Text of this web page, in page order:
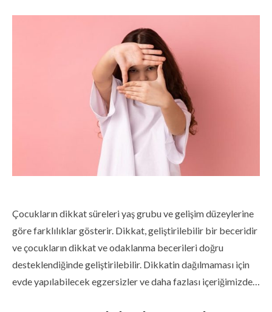
Çocukların dikkat süreleri yaş grubu ve gelişim düzeylerine
göre farklılıklar gösterir. Dikkat, geliştirilebilir bir beceridir
ve çocukların dikkat ve odaklanma becerileri doğru
desteklendiğinde geliştirilebilir. Dikkatin dağılmaması için
evde yapılabilecek egzersizler ve daha fazlası içeriğimizde…